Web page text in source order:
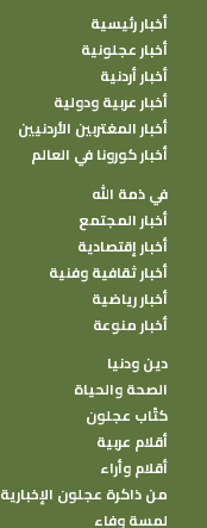
أخبار رئيسية
أخبار عجلونية
أخبار أردنية
أخبار عربية ودولية
أخبار المغتربين الأردنيين
أخبار كورونا في العالم
في ذمة الله
أخبار المجتمع
أخبار إقتصادية
أخبار ثقافية وفنية
أخبار رياضية
أخبار منوعة
دين ودنيا
الصحة والحياة
كتًاب عجلون
أقلام عربية
أقلام وأراء
من ذاكرة عجلون الإخبارية
لمسة وفاء